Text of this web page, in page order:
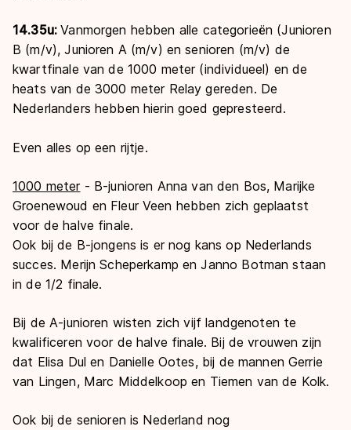
14.35u:Vanmorgen hebben alle categorieën (Junioren
B (m/v), Junioren A (m/v) en senioren (m/v) de
kwartfinale van de 1000 meter (individueel) en de
heats van de 3000 meter Relay gereden. De
Nederlanders hebben hierin goed gepresteerd.
Even alles op een rijtje.
1000 meter- B-junioren Anna van den Bos, Marijke
Groenewoud en Fleur Veen hebben zich geplaatst
voor de halve finale.
Ook bij de B-jongens is er nog kans op Nederlands
succes. Merijn Scheperkamp en Janno Botman staan
in de 1/2 finale.
Bij de A-junioren wisten zich vijf landgenoten te
kwalificeren voor de halve finale. Bij de vrouwen zijn
dat Elisa Dul en Danielle Ootes, bij de mannen Gerrie
van Lingen, Marc Middelkoop en Tiemen van de Kolk.
Ook bij de senioren is Nederland nog